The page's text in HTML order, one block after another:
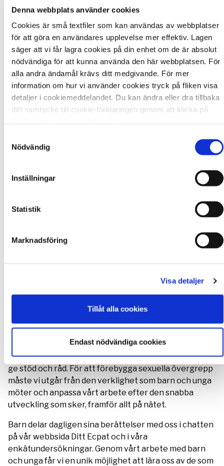
Denna webbplats använder cookies
Cookies är små textfiler som kan användas av webbplatser
för att göra en användares upplevelse mer effektiv. Lagen
säger att vi får lagra cookies på din enhet om de är absolut
nödvändiga för att kunna använda den här webbplatsen. För
alla andra ändamål krävs ditt medgivande. För mer
information om hur vi använder cookies tryck på fliken visa
detaljer i cookiemeddelandet. Du kan ändra eller dra tillbaka
ditt samtycke till cookie-förklaringen genom att klicka på
Nödvändig
Inställningar
Statistik
Marknadsföring
Visa detaljer
Tillåt alla cookies
Endast nödvändiga cookies
förebygga sexuell exploatering av barn.
förebyggas genom att unga förövare
söker och får adekvat stöd.
Samhällets insatser ska främja barnets
sexuella hälsa och välmående.
Barn ska ha inflytande över beslut som
rör dem i relation till sexuella övergrepp.
varje enskilt barn och vårt
uppdrag är att förhindra
sexuell exploatering.”
Vi lyssnar på barns
berättelser
I vårt arbete är barns delaktighet och inflytande
avgörande för att vi ska förstå deras vardag och kunna
ge stöd och råd. För att förebygga sexuella övergrepp
måste vi utgår från den verklighet som barn och unga
möter och anpassa vårt arbete efter den snabba
utveckling som sker, framför allt på nätet.
Barn delar dagligen sina berättelser med oss i chatten
på vår webbsida Ditt Ecpat och i våra
enkätundersökningar. Genom vårt arbete med barn
och unga får vi en unik möjlighet att lära oss av de som